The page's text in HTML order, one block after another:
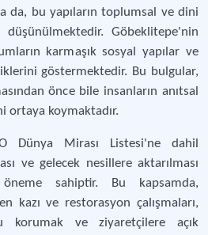
da, bu yapıların toplumsal ve dini
düşünülmektedir. Göbeklitepe'nin
karmaşık sosyal yapılar ve
göstermektedir. Bu bulgular,
önce bile insanların anıtsal
ortaya koymaktadır.
Dünya Mirası Listesi'ne dahil
ve gelecek nesillere aktarılması
sahiptir. Bu kapsamda,
kazı ve restorasyon çalışmaları,
korumak ve ziyaretçilere açık